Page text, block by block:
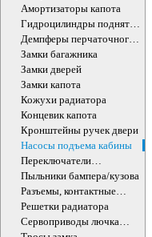
Амортизаторы капота
Гидроцилиндры поднятия
кабины
Демпферы перчаточного
ящика
Замки багажника
Замки дверей
Замки капота
Кожухи радиатора
Концевик капота
Кронштейны ручек двери
Насосы подъема кабины
Переключатели
подрулевые
Пыльники бампера/кузова
Разъемы, контактные
группы
Решетки радиатора
Сервоприводы лючка
бензобака